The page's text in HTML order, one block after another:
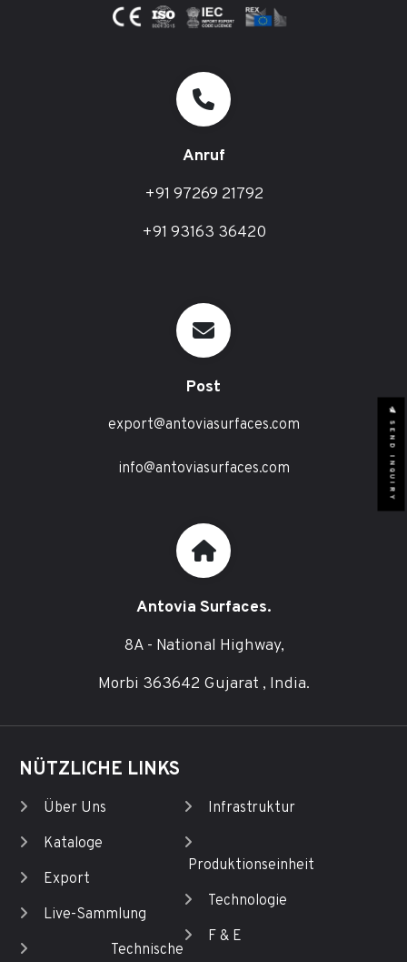
Anruf
+91 97269 21792
+91 93163 36420
Post
export@antoviasurfaces.com
info@antoviasurfaces.com
Antovia Surfaces.
8A - National Highway,
Morbi 363642 Gujarat , India.
NÜTZLICHE LINKS
Über Uns
Kataloge
Export
Live-Sammlung
Technische
Infrastruktur
Produktionseinheit
Technologie
F & E
SEND INQUIRY